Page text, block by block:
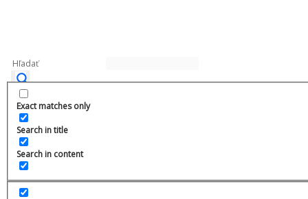
Exact matches only
Search in title
Search in content
+421 908 028 288
info@whirlon.sk
Úvod